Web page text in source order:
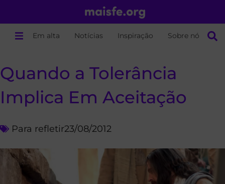
Em alta Notícias Inspiração Sobre nós
Quando a Tolerância
Implica Em Aceitação
Para refletir23/08/2012